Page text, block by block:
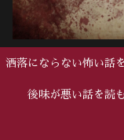
洒落にならない怖い話
後味が悪い話を読